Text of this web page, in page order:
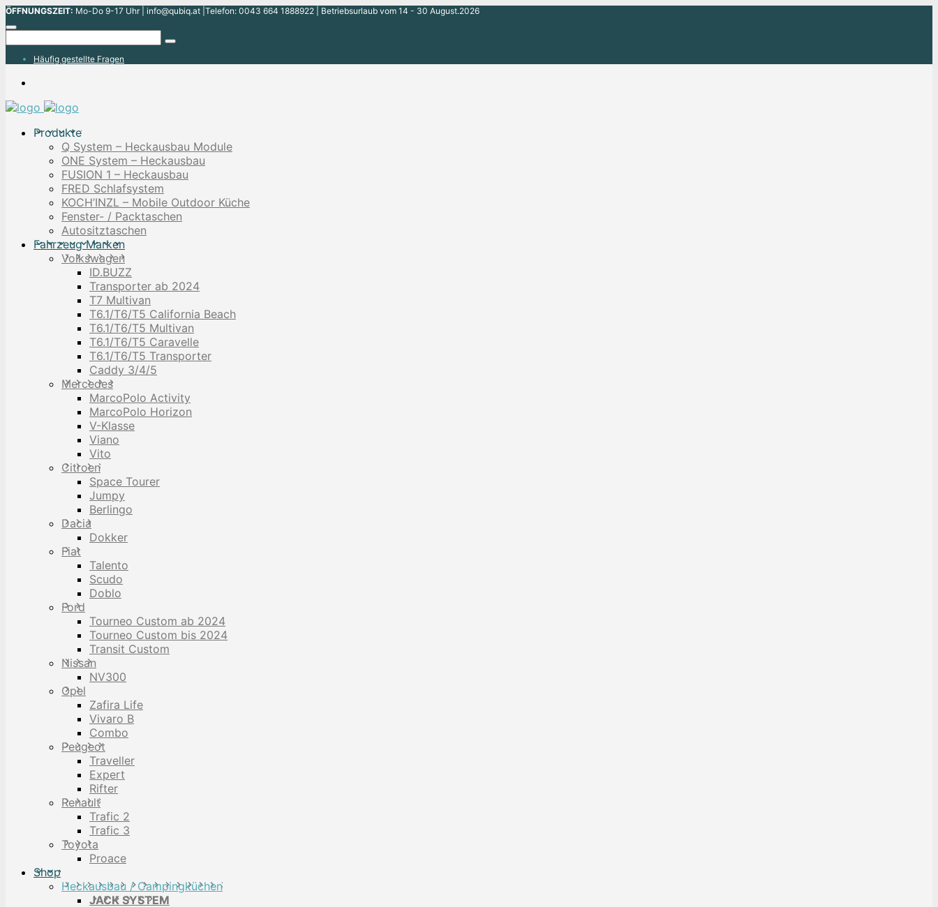
ÖFFNUNGSZEIT: Mo-Do 9-17 Uhr | info@qubiq.at |Telefon: 0043 664 1888922 | Betriebsurlaub vom 14 - 30 August.2026
Häufig gestellte Fragen
Produkte
Q System – Heckausbau Module
ONE System – Heckausbau
FUSION 1 – Heckausbau
FRED Schlafsystem
KOCH’INZL – Mobile Outdoor Küche
Fenster- / Packtaschen
Autositztaschen
Fahrzeug Marken
Volkswagen
ID.BUZZ
Transporter ab 2024
T7 Multivan
T6.1/T6/T5 California Beach
T6.1/T6/T5 Multivan
T6.1/T6/T5 Caravelle
T6.1/T6/T5 Transporter
Caddy 3/4/5
Mercedes
MarcoPolo Activity
MarcoPolo Horizon
V-Klasse
Viano
Vito
Citroen
Space Tourer
Jumpy
Berlingo
Dacia
Dokker
Fiat
Talento
Scudo
Doblo
Ford
Tourneo Custom ab 2024
Tourneo Custom bis 2024
Transit Custom
Nissan
NV300
Opel
Zafira Life
Vivaro B
Combo
Peugeot
Traveller
Expert
Rifter
Renault
Trafic 2
Trafic 3
Toyota
Proace
Shop
Heckausbau / Campingküchen
JACK SYSTEM